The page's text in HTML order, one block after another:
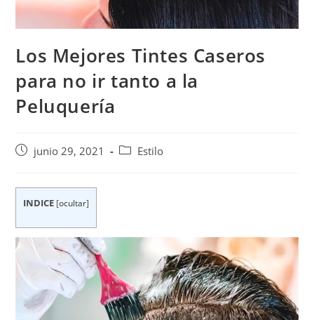
Los Mejores Tintes Caseros
para no ir tanto a la
Peluquería
Publicación
junio 29, 2021
Categoría
Estilo
INDICE [ocultar]